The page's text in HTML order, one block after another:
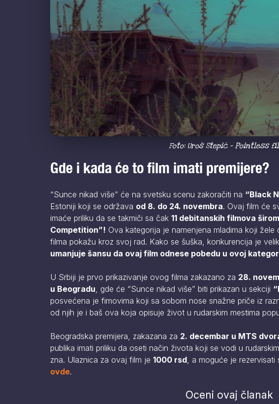
Foto: Uroš Stepić – Pointless
Gde i kada će to film imati premijere?
“Sunce nikad više” će na svetsku scenu zakoračiti na “Black
Estoniji koji se održava od 8. do 24. novembra. Ovaj film će
imaće priliku da se takmiči sa čak 11 debitanskih filmova
Competition”! Ova kategorija je namenjena mladima koji
filma pokažu kroz svoj rad. Kako se šuška, konkurencija je
umanjuje šansu da ovaj film odnese pobedu u ovoj
U Srbiji je prvo prikazivanje ovog filma zakazano za 28.
u Beogradu, gde će “Sunce nikad više” biti prikazan u sekciji
posvećena je fimovima koji sa sobom nose snažne priče iz
od njih je i baš ova koja opisuje život u rudarskim mestima
Beogradska premijera, zakazana za 2. decembar u MTS
publika imati priliku da oseti način života koji se vodi u
zna. Ulaznica za ovaj film je 1000 rsd, a moguće je
ovde.
Oceni ovaj članak